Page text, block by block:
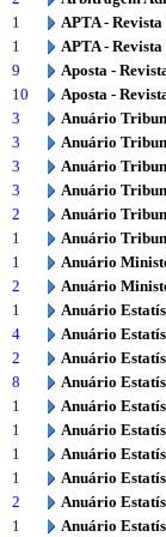
1
APTA -
1
APTA -
9
Aposta -
10
Aposta -
3
Anuário
3
Anuário
3
Anuário
3
Anuário
2
Anuário
1
Anuário
1
Anuário
2
Anuário
1
Anuário
4
Anuário
2
Anuário
8
Anuário
1
Anuário
1
Anuário
1
Anuário
1
Anuário
2
Anuário
1
Anuário